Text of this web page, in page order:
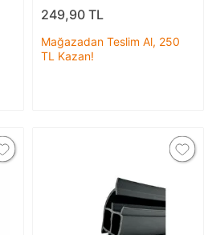
249,90 TL
Mağazadan Teslim Al, 250
TL Kazan!